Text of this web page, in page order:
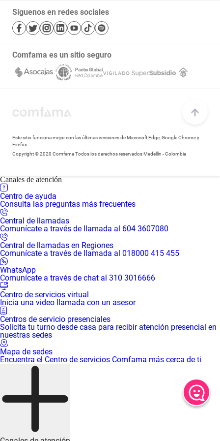
Trabaje con nosotros
Salud
Bibliotecas
Términos y condiciones
Mapa de sitio
Síguenos en redes sociales
Comfama es un sitio seguro
Este sitio funciona mejor con las últimas versiones de Microsoft Edge, Google Chrome y
Firefox.
Copyright © 2020 Comfama Todos los derechos reservados Medellín - Colombia
Canales de atención
Centro de ayuda
Consulta las preguntas más frecuentes
Central de llamadas
Comunícate a través de llamada al 604 3607080
Central de llamadas en Regiones
Comunícate a través de llamada al 018000 415 455
WhatsApp
Comunícate a través de chat al 310 3016666
Centro de servicios virtual
Inicia una video llamada con un asesor
Centros de servicio presenciales
Solicita tu turno desde casa para recibir atención presencial en
nuestras sedes
Mapa de sedes
Encuentra el Centro de servicios Comfama más cerca de ti